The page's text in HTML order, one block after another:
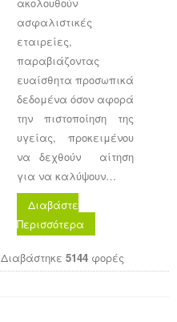
ασφαλιστικές
εταιρείες,
παραβιάζοντας
ευαίσθητα προσωπικά
δεδομένα όσον αφορά
την πιστοποίηση της
υγείας, προκειμένου
να δεχθούν ​ ​αίτηση
για να καλύψουν…
Διαβάστε
Περισσότερα
Διαβάστηκε 5144 φορές